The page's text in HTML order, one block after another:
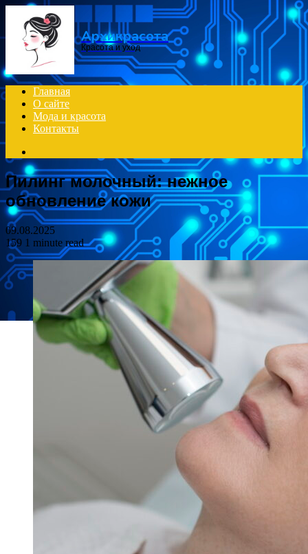
Архикрасота
Красота и уход
Главная
О сайте
Мода и красота
Контакты
for
Пилинг молочный: нежное
обновление кожи
09.08.2025
159 1 minute read